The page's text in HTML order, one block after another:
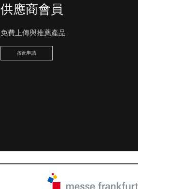
供應商會員
免費上傳與推薦產品
按此申請